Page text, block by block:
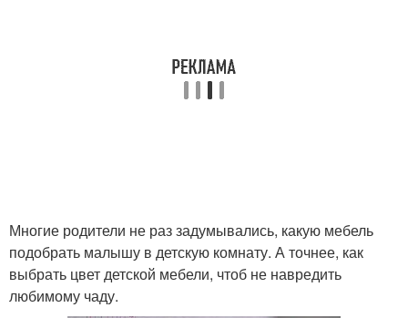
Многие родители не раз задумывались, какую мебель
подобрать малышу в детскую комнату. А точнее, как
выбрать цвет детской мебели, чтоб не навредить
любимому чаду.